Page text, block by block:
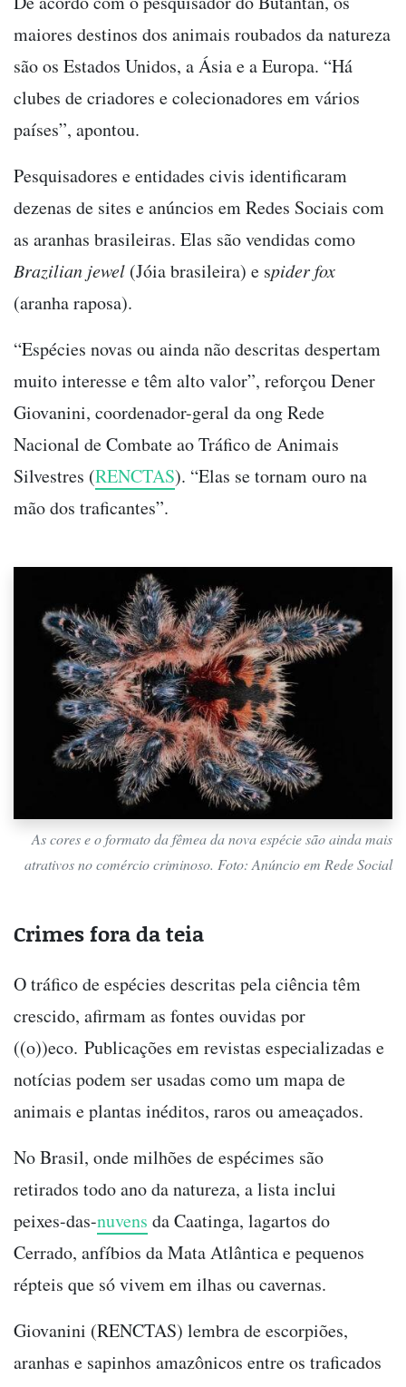
maiores destinos dos animais roubados da natureza
são os Estados Unidos, a Ásia e a Europa. “Há
clubes de criadores e colecionadores em vários
países”, apontou.
Pesquisadores e entidades civis identificaram
dezenas de sites e anúncios em Redes Sociais com
as aranhas brasileiras. Elas são vendidas como
Brazilian jewel (Jóia brasileira) e spider fox
(aranha raposa).
“Espécies novas ou ainda não descritas despertam
muito interesse e têm alto valor”, reforçou Dener
Giovanini, coordenador-geral da ong Rede
Nacional de Combate ao Tráfico de Animais
Silvestres (RENCTAS). “Elas se tornam ouro na
mão dos traficantes”.
As cores e o formato da fêmea da nova espécie são ainda mais
atrativos no comércio criminoso. Foto: Anúncio em Rede Social
Crimes fora da teia
O tráfico de espécies descritas pela ciência têm
crescido, afirmam as fontes ouvidas por
((o))eco. Publicações em revistas especializadas e
notícias podem ser usadas como um mapa de
animais e plantas inéditos, raros ou ameaçados.
No Brasil, onde milhões de espécimes são
retirados todo ano da natureza, a lista inclui
peixes-das-nuvens da Caatinga, lagartos do
Cerrado, anfíbios da Mata Atlântica e pequenos
répteis que só vivem em ilhas ou cavernas.
Giovanini (RENCTAS) lembra de escorpiões,
aranhas e sapinhos amazônicos entre os traficados